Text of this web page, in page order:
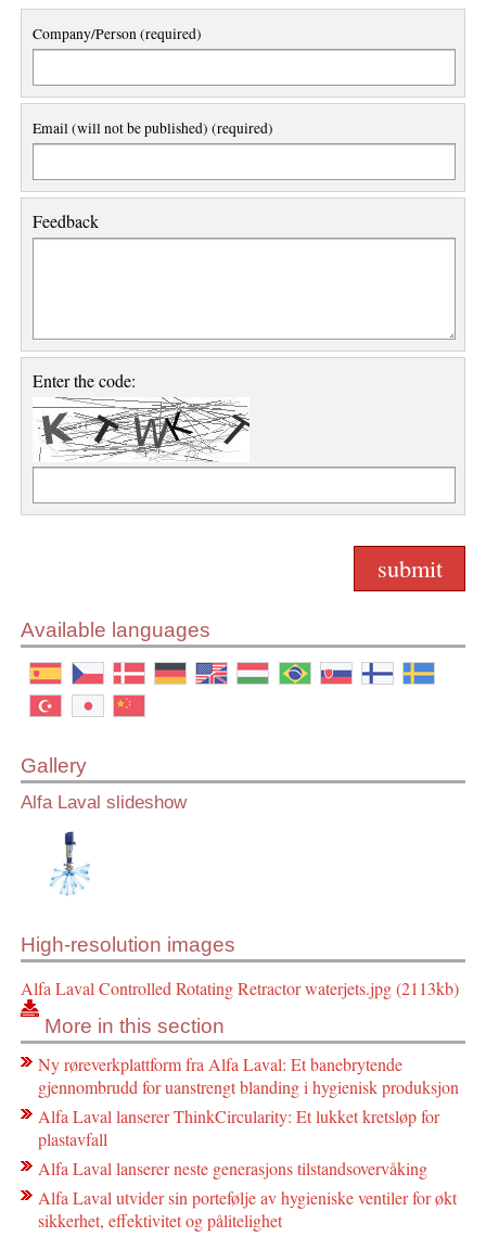
Company/Person (required)
Email (will not be published) (required)
Feedback
Enter the code:
Available languages
Gallery
Alfa Laval slideshow
High-resolution images
Alfa Laval Controlled Rotating Retractor waterjets.jpg (2113kb)
More in this section
Ny røreverkplattform fra Alfa Laval: Et banebrytende
gjennombrudd for uanstrengt blanding i hygienisk produksjon
Alfa Laval lanserer ThinkCircularity: Et lukket kretsløp for
plastavfall
Alfa Laval lanserer neste generasjons tilstandsovervåking
Alfa Laval utvider sin portefølje av hygieniske ventiler for økt
sikkerhet, effektivitet og pålitelighet